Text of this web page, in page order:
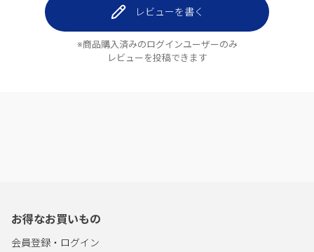
レビューを書く
※商品購入済みのログインユーザーのみ
レビューを投稿できます
お得なお買いもの
会員登録・ログイン